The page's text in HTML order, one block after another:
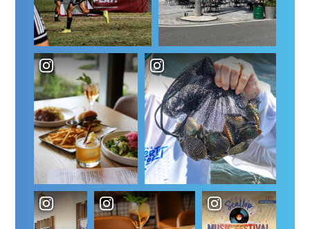
infraction pénale et civile. Le cas échéant, l’organisateur se
réserve le droit d’engager des poursuites et de réclamer des
dommages et intérêts à toute personne concernée, dans toute
la mesure permise par la loi. L’organisateur se réserve le droit, à
son entière discrétion, de disqualifier toute personne qui :
tente de falsifier ou de compromettre le processus de
participation et/ou le bon déroulement de la promotion ;
enfreint le règlement officiel ; ou adopte un comportement
antisportif ou perturbateur, ou qui a l’intention d’importuner,
d’insulter, de menacer ou de harceler autrui. Si, pour quelque
raison que ce soit, la Promotion ne peut se dérouler comme
prévu, le Commanditaire peut, à sa seule discrétion, annuler
toute participation suspecte et (a) modifier la Promotion ou la
suspendre pour remédier au problème, puis la reprendre de la
manière qui respecte le mieux l'esprit du présent Règlement
officiel; ou (b) attribuer le Grand Prix au hasard parmi toutes les
participations admissibles reçues conformément au présent
Règlement officiel avant l'annulation.